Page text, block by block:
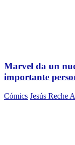
Marvel da un
importante
Cómics Jesús Reche